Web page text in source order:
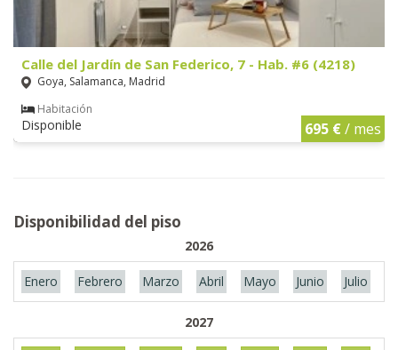
Calle del Jardín de San Federico, 7 - Hab. #6 (4218)
Goya, Salamanca, Madrid
Habitación
Disponible 695 €/ mes
Disponibilidad del piso
2026
Enero Febrero Marzo Abril Mayo Junio Julio
2027